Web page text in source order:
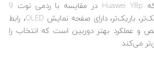
باید توجه داشت که Huawei Y8p در مقایسه با ردمی نوت 9
شیائومی زیباتر، سبک‌تر، باریک‌تر، دارای صفحه نمایش OLED، رابط
و عملکرد بهتر دوربین است که انتخاب را
می‌کند.